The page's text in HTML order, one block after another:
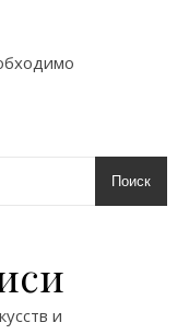
Поиск
и